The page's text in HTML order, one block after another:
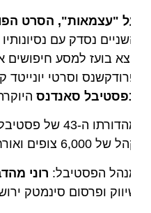
"עצמאות",הסרט
נסדק עם נסיונותיו
בועז למסע חיפושים
וסרטי יונייטד
סאנדנסהיוקרתי.
6,000 צופים ואורחים.
הפסטיבל:רוני מהדב-
ופרסום סינמטק